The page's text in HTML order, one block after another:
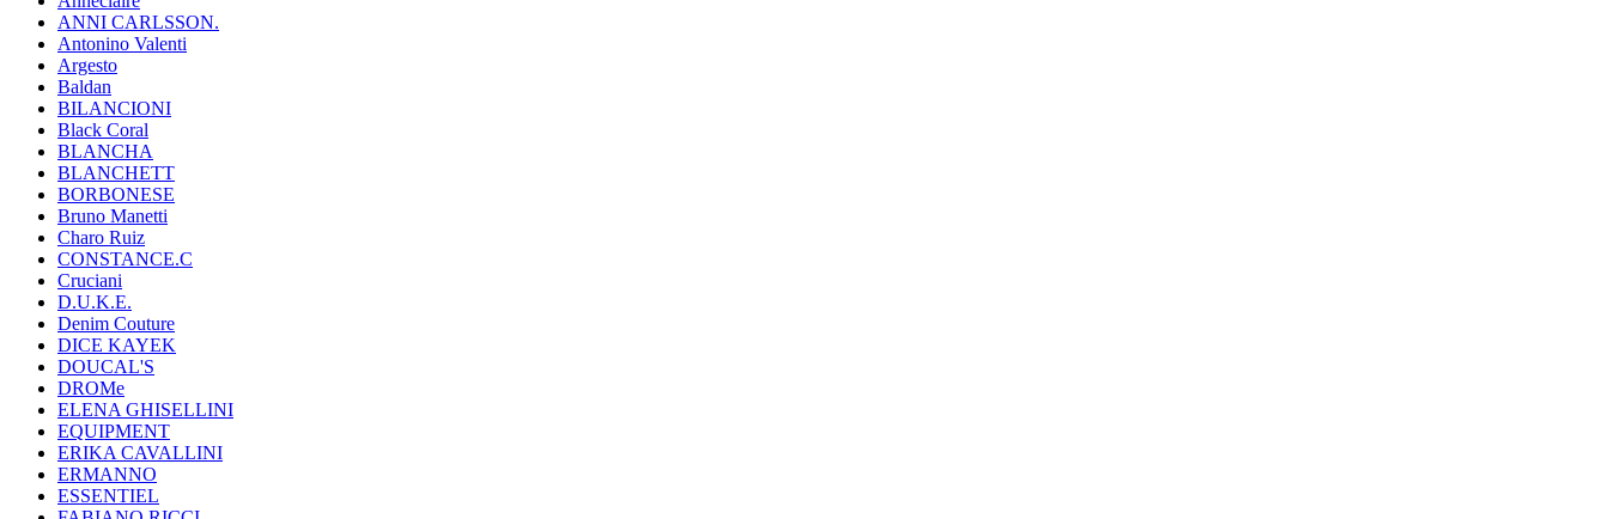
ANNI CARLSSON.
Antonino Valenti
Argesto
Baldan
BILANCIONI
Black Coral
BLANCHA
BLANCHETT
BORBONESE
Bruno Manetti
Charo Ruiz
CONSTANCE.C
Cruciani
D.U.K.E.
Denim Couture
DICE KAYEK
DOUCAL'S
DROMe
ELENA GHISELLINI
EQUIPMENT
ERIKA CAVALLINI
ERMANNO
ESSENTIEL